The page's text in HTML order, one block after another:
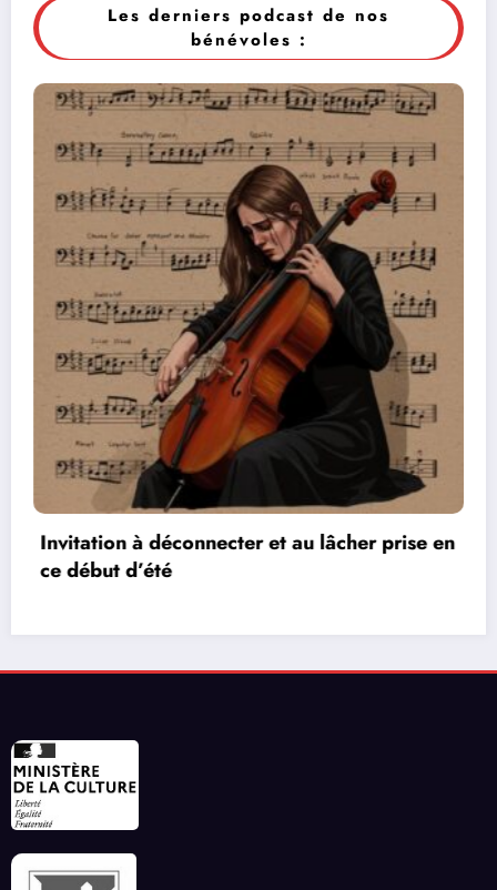
Les derniers podcast de nos
bénévoles :
prise en
Les réseaux de